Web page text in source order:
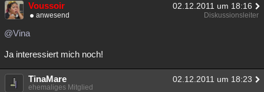
Voussoir 02.12.2011 um 18:16
anwesend Diskussionsleiter
@Vina
Ja interessiert mich noch!
TinaMare 02.12.2011 um 18:23
ehemaliges Mitglied